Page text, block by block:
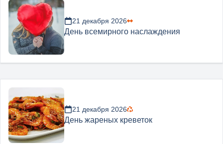
21 декабря 2026
День всемирного наслаждения
21 декабря 2026
День жареных креветок